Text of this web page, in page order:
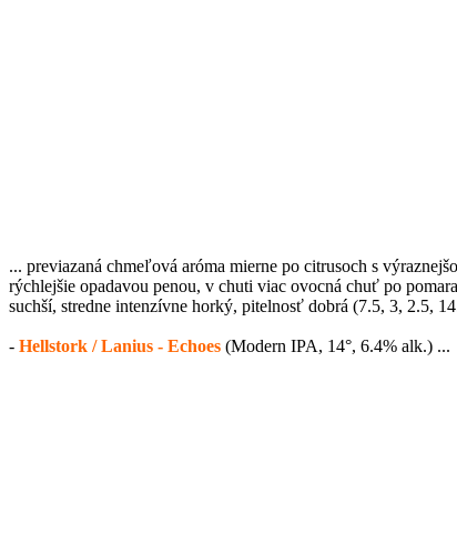
... previazaná chmeľová aróma mierne po citrusoch s
rýchlejšie opadavou penou, v chuti viac ovocná chuť po
suchší, stredne intenzívne horký, pitelnosť dobrá (7.5, 3, 2.5,
- Hellstork / Lanius - Echoes (Modern IPA, 14°, 6.4% alk.) ...